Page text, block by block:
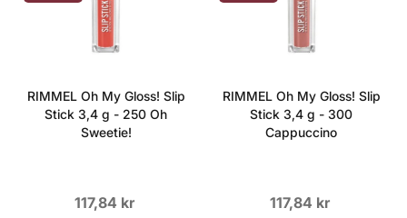
RIMMEL Oh My Gloss! Slip
Stick 3,4 g - 250 Oh
Sweetie!
117,84 kr
RIMMEL Oh My Gloss! Slip
Stick 3,4 g - 300
Cappuccino
117,84 kr